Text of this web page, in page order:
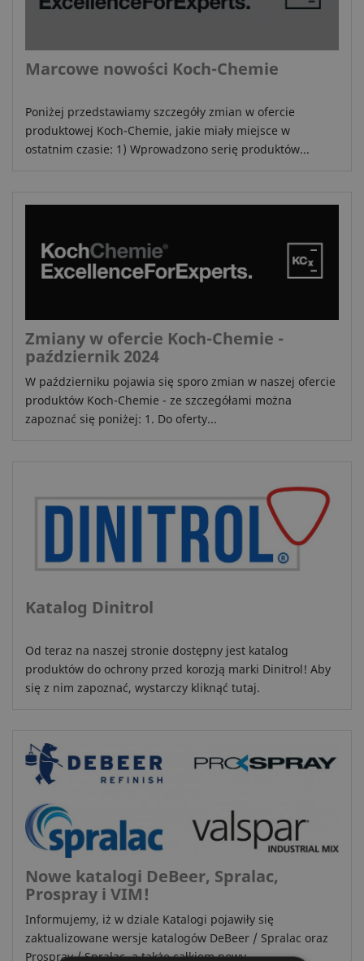
Marcowe nowości Koch-Chemie
Poniżej przedstawiamy szczegóły zmian w ofercie
produktowej Koch-Chemie, jakie miały miejsce w
ostatnim czasie: 1) Wprowadzono serię produktów...
Zmiany w ofercie Koch-Chemie -
październik 2024
W październiku pojawia się sporo zmian w naszej ofercie
produktów Koch-Chemie - ze szczegółami można
zapoznać się poniżej: 1. Do oferty...
Katalog Dinitrol
Od teraz na naszej stronie dostępny jest katalog
produktów do ochrony przed korozją marki Dinitrol! Aby
się z nim zapoznać, wystarczy kliknąć tutaj.
Nowe katalogi DeBeer, Spralac,
Prospray i VIM!
Informujemy, iż w dziale Katalogi pojawiły się
zaktualizowane wersje katalogów DeBeer / Spralac oraz
Prospray / Spralac, a także całkiem nowy...